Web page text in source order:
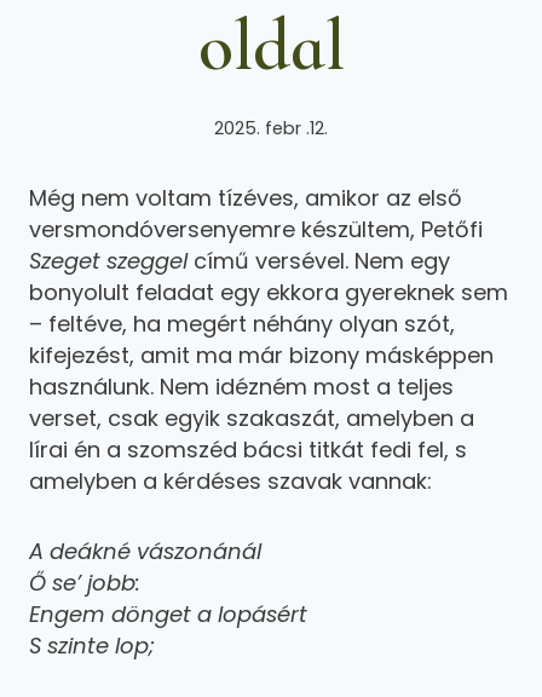
oldal
2025. febr .12.
Még nem voltam tízéves, amikor az első
versmondóversenyemre készültem, Petőfi
Szeget szeggelcímű versével. Nem egy
bonyolult feladat egy ekkora gyereknek sem
– feltéve, ha megért néhány olyan szót,
kifejezést, amit ma már bizony másképpen
használunk. Nem idézném most a teljes
verset, csak egyik szakaszát, amelyben a
lírai én a szomszéd bácsi titkát fedi fel, s
amelyben a kérdéses szavak vannak:
A deákné vászonánál
Ő se’ jobb:
Engem dönget a lopásért
S szinte lop;